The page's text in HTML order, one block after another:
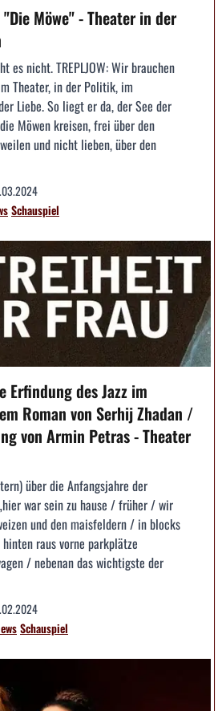
Möwe" - Theater in der
es nicht. TREPLJOW: Wir brauchen
Theater, in der Politik, im
Liebe. So liegt er da, der See der
Möwen kreisen, frei über den
und nicht lieben, über den
Schauspiel
Erfindung des Jazz im
Roman von Serhij Zhadan /
von Armin Petras - Theater
über die Anfangsjahre der
war sein zu hause / früher / wir
und den maisfeldern / in blocks
raus vorne parkplätze
/ nebenan das wichtigste der
Schauspiel